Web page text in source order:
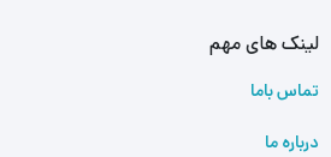
لینک های مهم
تماس باما
درباره ما